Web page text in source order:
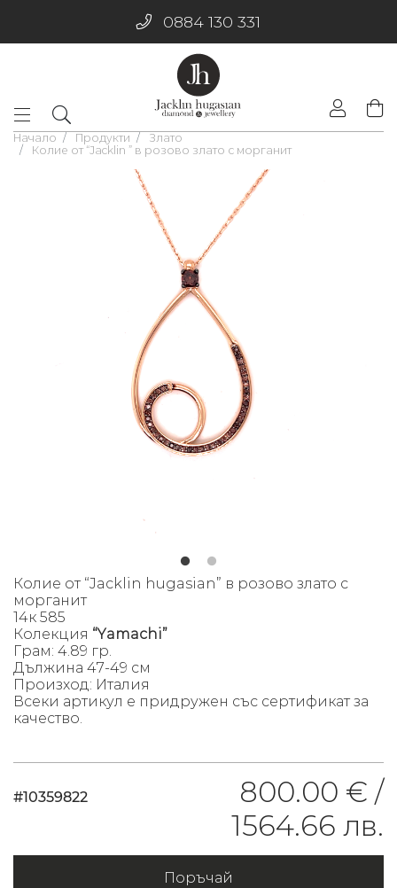
0884 130 331
Начало Продукти
Злато
Колие от “Jacklin ” в розово злато с морганит
Колие от “Jacklin hugasian” в розово злато с
морганит
14к 585
Колекция “Yamachi”
Грам: 4.89 гр.
Дължина 47-49 см
Произход: Италия
Всеки артикул е придружен със сертификат за
качество.
#10359822
800.00 € /
1564.66 лв.
Поръчай